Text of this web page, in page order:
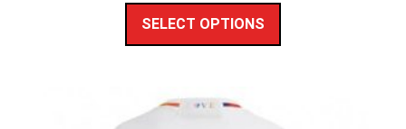
SELECT OPTIONS